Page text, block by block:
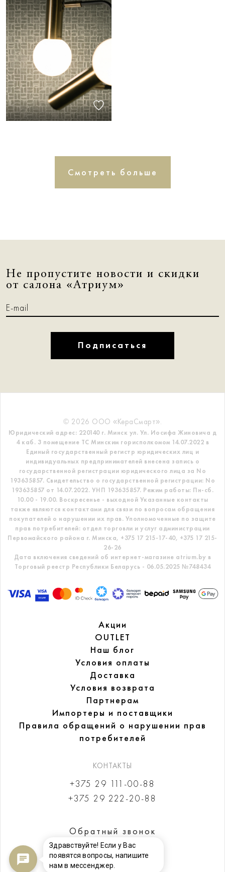
Смотреть больше
Не пропустите новости и скидки
от салона «Атриум»
Подписаться
© 2026 ООО «КераСмарт».
Юридический адрес: 220140 г. Минск ул. Ул. Иосифа Жиновича д
4 каб. 3 помещение ТС Минским горисполкомом 14.07.2022 в
Единый государственный регистр юридических лиц и
индивидуальных предпринимателей внесена запись о
государственной регистрации юридического лица за No
193635857. Свидетельство о государственной регистрации: No
193635857 от 14.07.2022. УНП 193635857. Режим работы: Пн-сб.
10.00 - 19.00. Воскресенье - выходной Указанные контакты
также являются контактами для связи по вопросам обращения
покупателей о нарушении их прав. Уполномоченные по защите
прав потребителей: отдел торговли и услуг администрации
Первомайского района г. Минска, +375 17 215-17-40, +375 17 215-
26-26
Дата включения сведений об интернет-магазине atrium.by в
Торговый реестр Республики Беларусь - 06.05.2025 №748434
Акции
OUTLET
Наш блог
Условия оплаты
Доставка
Условия возврата
Партнерам
Импортеры и поставщики
Правила обращений о нарушении прав
потребителей
КОНТАКТЫ
+375 29 111-00-88
+375 29 222-20-88
Обратный звонок
Здравствуйте! Если у Вас
появятся вопросы, напишите
нам в мессенджер.